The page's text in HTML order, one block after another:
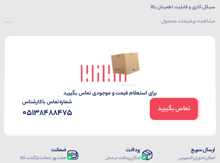
سیکل کاری و قابلیت اطمینان بالا
نوع DC: دارای مدار داخلی حفاظت در برابر موج ضربه ای،مدار حفاظت پلاریته معکوس
مشاهده توضیحات محصول
برای استعلام قیمت و موجودی تماس بگیرید
تماس بگیرید
شماره‌تماس‌ با‌کارشناس
05138488475
ارسال سریع
امکان تحویل اکسپرس
پرداخت
امکان پرداخت در محل
ضمانت
هفت روز ضمانت بازگشت کالا